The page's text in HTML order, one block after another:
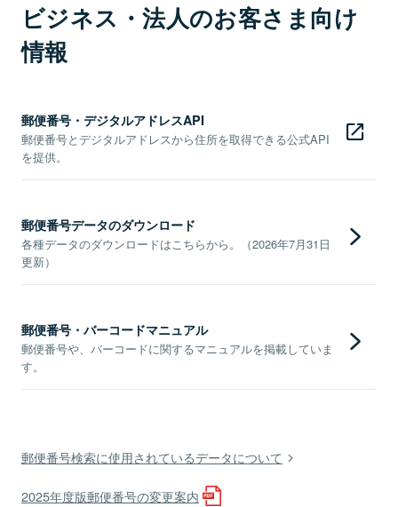
ビジネス・法人のお客さま向け
情報
郵便番号・デジタルアドレスAPI
郵便番号とデジタルアドレスから住所を取得できる公式API
を提供。
郵便番号データのダウンロード
各種データのダウンロードはこちらから。（2026年7月31日
更新）
郵便番号・バーコードマニュアル
郵便番号や、バーコードに関するマニュアルを掲載していま
す。
郵便番号検索に使用されているデータについて
2025年度版郵便番号の変更案内